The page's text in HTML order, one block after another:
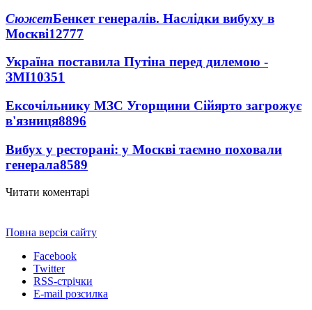
СюжетБенкет генералів. Наслідки вибуху в
Москві12777
Україна поставила Путіна перед дилемою -
ЗМІ10351
Ексочільнику МЗС Угорщини Сійярто загрожує
в'язниця8896
Вибух у ресторані: у Москві таємно поховали
генерала8589
Читати коментарі
Повна версія сайту
Facebook
Twitter
RSS-стрічки
E-mail розсилка